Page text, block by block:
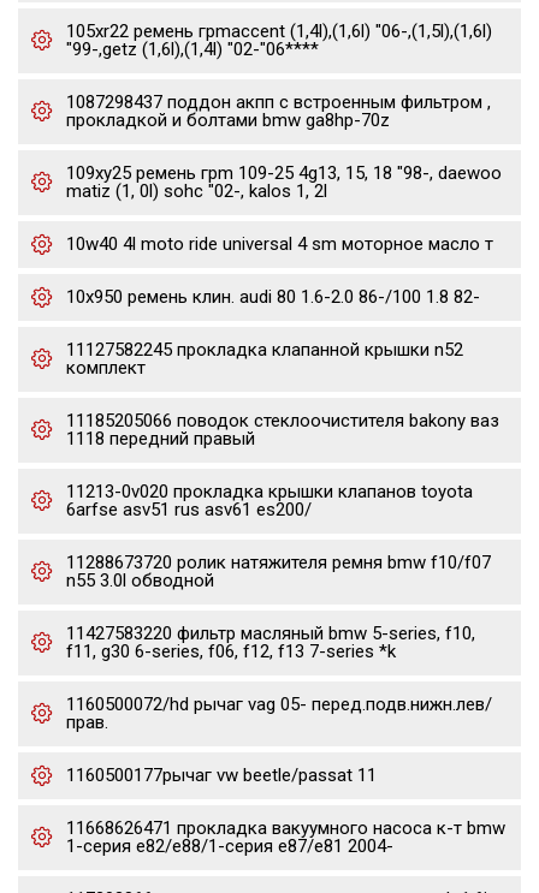
105xr22 ремень грmaccent (1,4l),(1,6l) "06-,(1,5l),(1,6l)
"99-,getz (1,6l),(1,4l) "02-"06****
1087298437 поддон акпп с встроенным фильтром ,
прокладкой и болтами bmw ga8hp-70z
109xy25 ремень грm 109-25 4g13, 15, 18 "98-, daewoo
matiz (1, 0l) sohc "02-, kalos 1, 2l
10w40 4l moto ride universal 4 sm моторное масло т
10x950 ремень клин. audi 80 1.6-2.0 86-/100 1.8 82-
11127582245 прокладка клапанной крышки n52
комплект
11185205066 поводок стеклоочистителя bakony ваз
1118 передний правый
11213-0v020 прокладка крышки клапанов toyota
6arfse asv51 rus asv61 es200/
11288673720 ролик натяжителя ремня bmw f10/f07
n55 3.0l обводной
11427583220 фильтр масляный bmw 5-series, f10,
f11, g30 6-series, f06, f12, f13 7-series *k
1160500072/hd рычаг vag 05- перед.подв.нижн.лев/
прав.
1160500177рычаг vw beetle/passat 11
11668626471 прокладка вакуумного насоса к-т bmw
1-серия e82/e88/1-серия e87/e81 2004-